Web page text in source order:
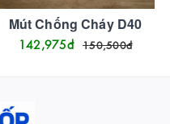
Mút Chống Cháy D40
142,975đ 150,500đ